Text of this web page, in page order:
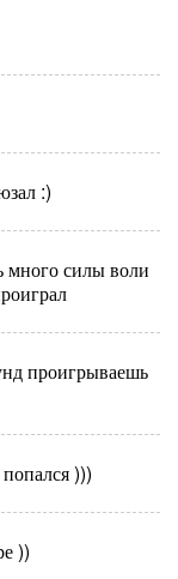
:)
много силы воли
проигрываешь
)))
))